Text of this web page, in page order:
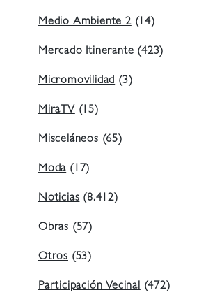
Medio Ambiente 2(14)
Mercado Itinerante(423)
Micromovilidad(3)
MiraTV(15)
Misceláneos(65)
Moda(17)
Noticias(8.412)
Obras (57)
Otros (53)
Participación Vecinal(472)